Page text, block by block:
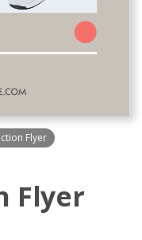
Flyer
Flyer